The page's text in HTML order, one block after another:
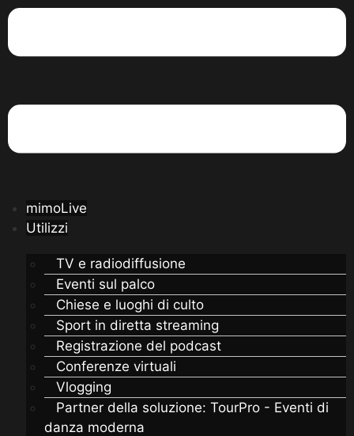
mimoLive
Utilizzi
TV e radiodiffusione
Eventi sul palco
Chiese e luoghi di culto
Sport in diretta streaming
Registrazione del podcast
Conferenze virtuali
Vlogging
Partner della soluzione: TourPro - Eventi di
danza moderna